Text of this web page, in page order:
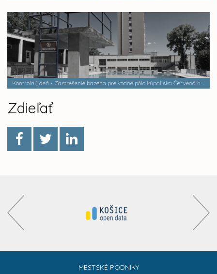
Kontrolný deň - Zastrešenie bazéna pre vodné pólo kúpaliska Červená hviezda III
Zdieľať
MESTSKÉ PODNIKY